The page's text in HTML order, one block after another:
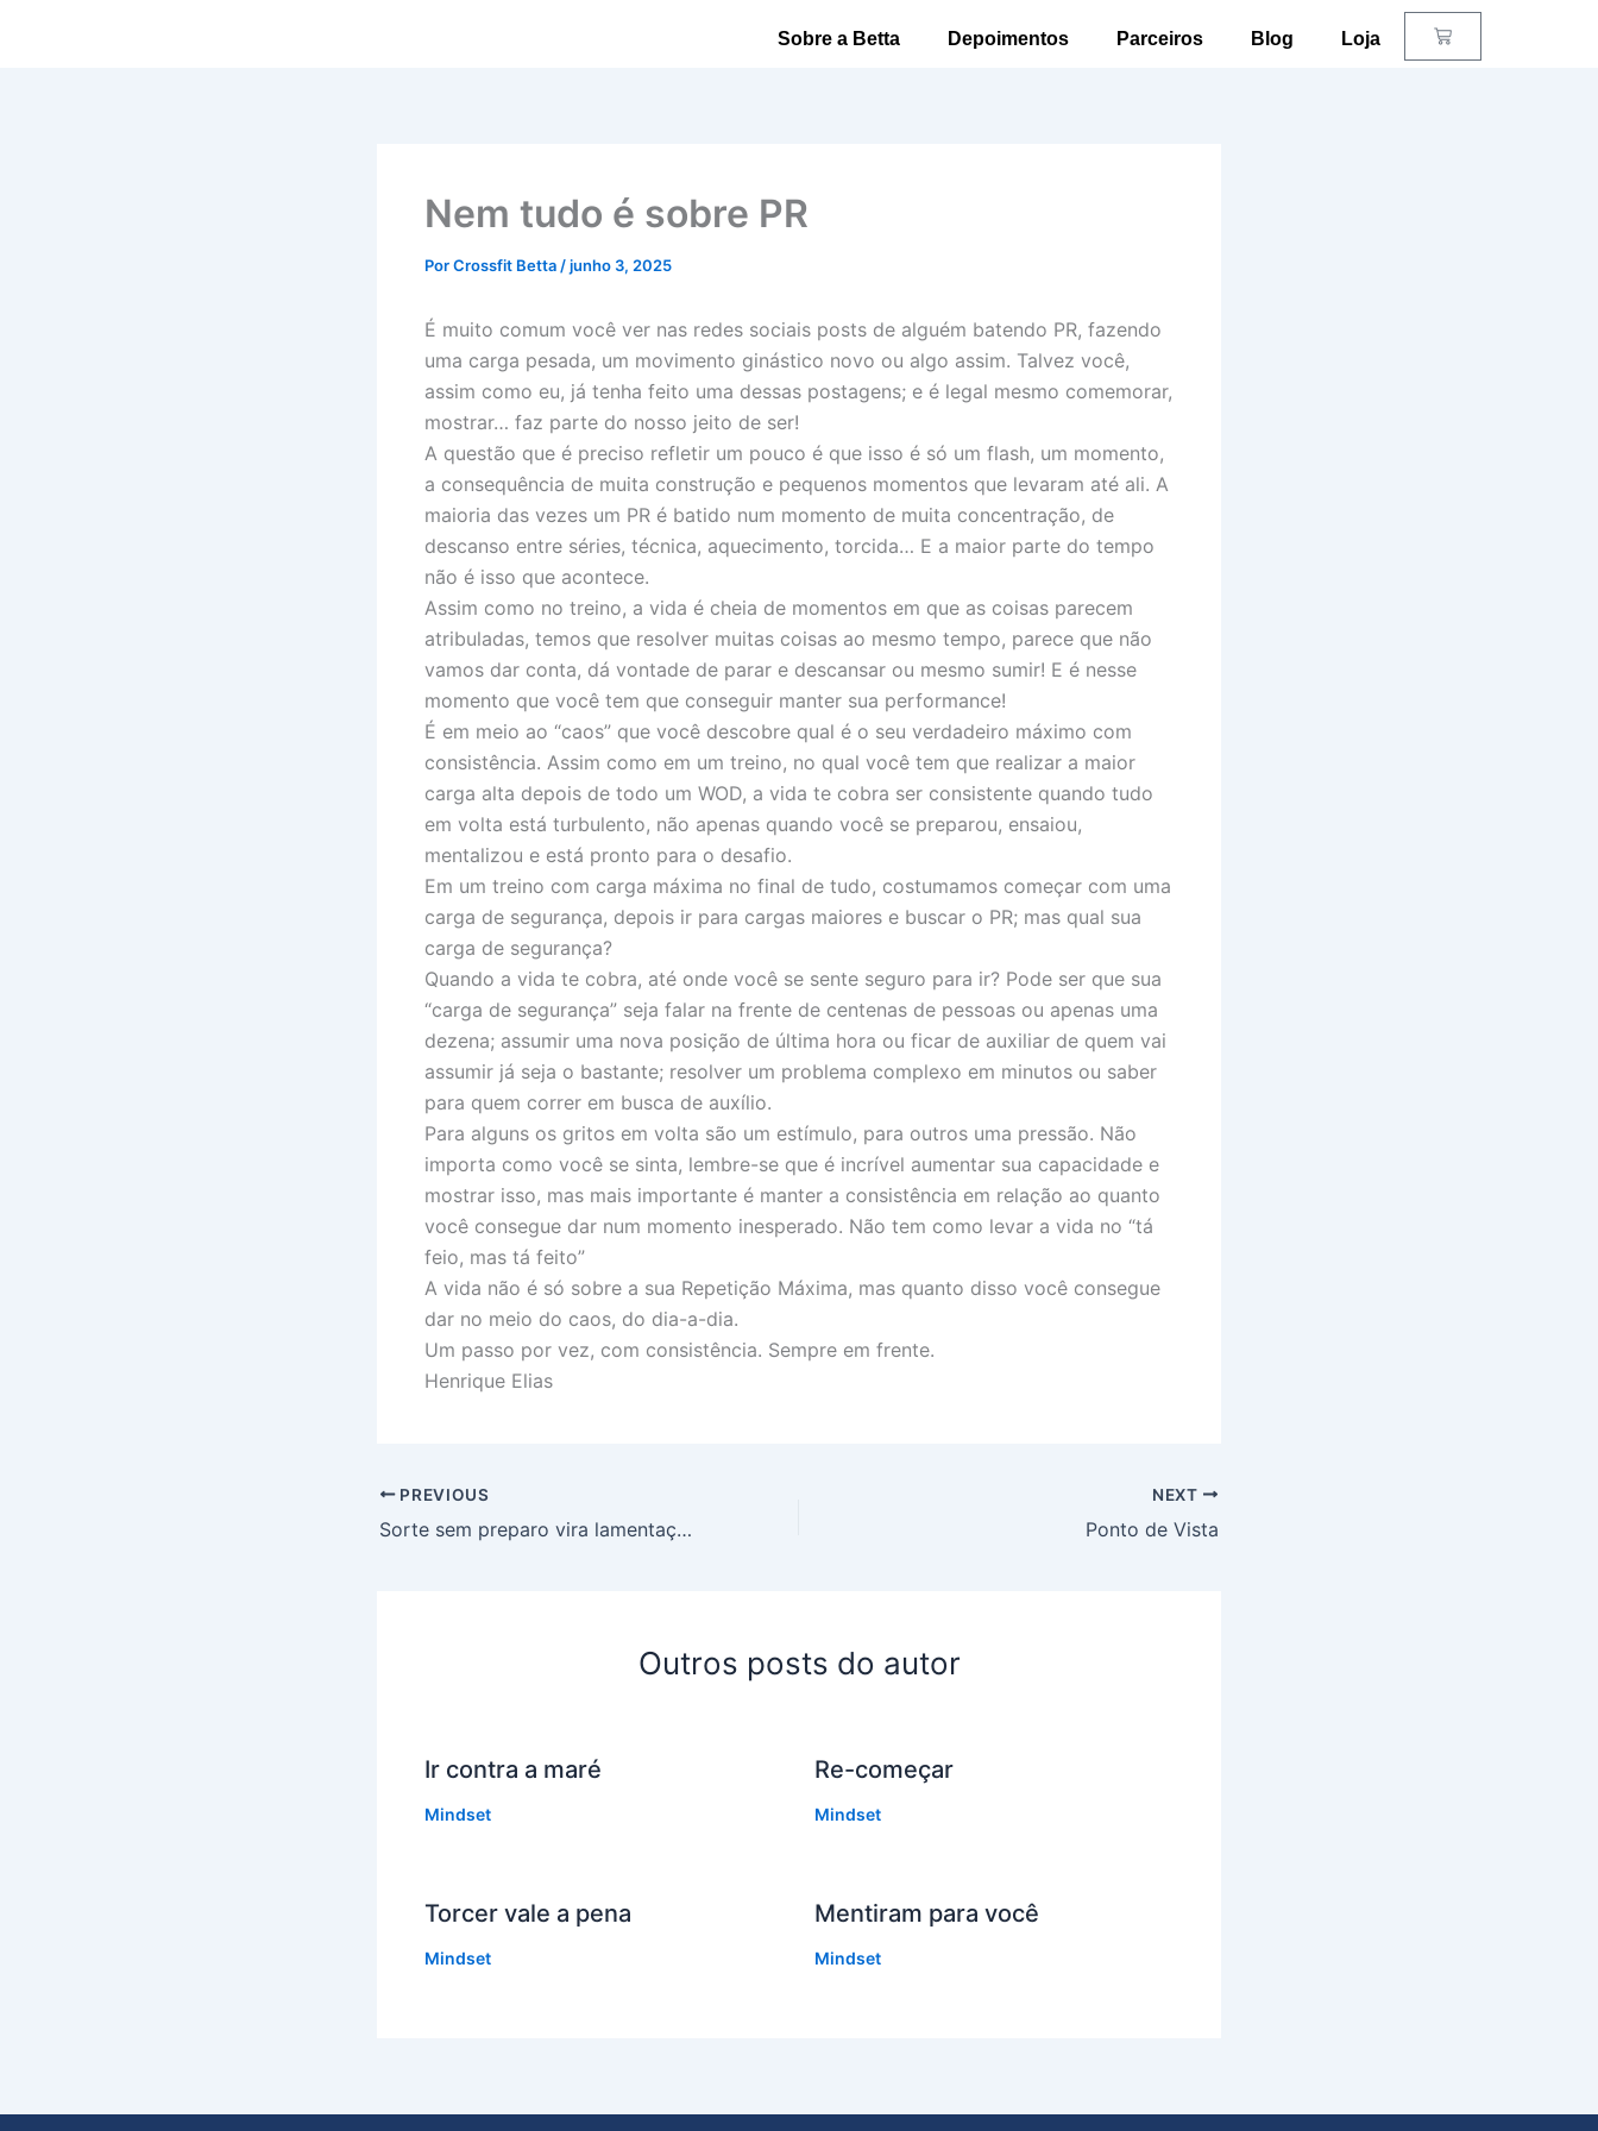
Sobre a Betta Depoimentos Parceiros Blog Loja Carrinho
Nem tudo é sobre PR
PorCrossfit Betta /junho 3, 2025
É muito comum você ver nas redes sociais posts de alguém batendo PR, fazendo
uma carga pesada, um movimento ginástico novo ou algo assim. Talvez você,
assim como eu, já tenha feito uma dessas postagens; e é legal mesmo comemorar,
mostrar… faz parte do nosso jeito de ser!
A questão que é preciso refletir um pouco é que isso é só um flash, um momento,
a consequência de muita construção e pequenos momentos que levaram até ali. A
maioria das vezes um PR é batido num momento de muita concentração, de
descanso entre séries, técnica, aquecimento, torcida… E a maior parte do tempo
não é isso que acontece.
Assim como no treino, a vida é cheia de momentos em que as coisas parecem
atribuladas, temos que resolver muitas coisas ao mesmo tempo, parece que não
vamos dar conta, dá vontade de parar e descansar ou mesmo sumir! E é nesse
momento que você tem que conseguir manter sua performance!
É em meio ao “caos” que você descobre qual é o seu verdadeiro máximo com
consistência. Assim como em um treino, no qual você tem que realizar a maior
carga alta depois de todo um WOD, a vida te cobra ser consistente quando tudo
em volta está turbulento, não apenas quando você se preparou, ensaiou,
mentalizou e está pronto para o desafio.
Em um treino com carga máxima no final de tudo, costumamos começar com uma
carga de segurança, depois ir para cargas maiores e buscar o PR; mas qual sua
carga de segurança?
Quando a vida te cobra, até onde você se sente seguro para ir? Pode ser que sua
“carga de segurança” seja falar na frente de centenas de pessoas ou apenas uma
dezena; assumir uma nova posição de última hora ou ficar de auxiliar de quem vai
assumir já seja o bastante; resolver um problema complexo em minutos ou saber
para quem correr em busca de auxílio.
Para alguns os gritos em volta são um estímulo, para outros uma pressão. Não
importa como você se sinta, lembre-se que é incrível aumentar sua capacidade e
mostrar isso, mas mais importante é manter a consistência em relação ao quanto
você consegue dar num momento inesperado. Não tem como levar a vida no “tá
feio, mas tá feito”
A vida não é só sobre a sua Repetição Máxima, mas quanto disso você consegue
dar no meio do caos, do dia-a-dia.
Um passo por vez, com consistência. Sempre em frente.
Henrique Elias
PREVIOUS
Sorte sem preparo vira lamentação
NEXT
Ponto de Vista
Outros posts do autor
Ir contra a maré
Mindset
Re-começar
Mindset
Torcer vale a pena
Mindset
Mentiram para você
Mindset